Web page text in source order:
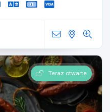
Teraz otwarte